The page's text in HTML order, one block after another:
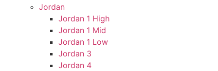
Jordan
Jordan 1 High
Jordan 1 Mid
Jordan 1 Low
Jordan 3
Jordan 4